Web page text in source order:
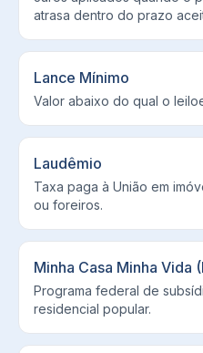
atrasa dentro do prazo
Lance Mínimo
Valor abaixo do qual o
Laudêmio
Taxa paga à União em
ou foreiros.
Minha Casa Minha Vida
Programa federal de
residencial popular.